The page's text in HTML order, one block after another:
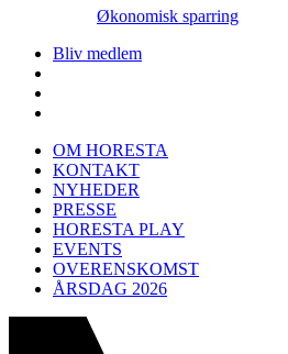
Økonomisk sparring
Bliv medlem
OM HORESTA
KONTAKT
NYHEDER
PRESSE
HORESTA PLAY
EVENTS
OVERENSKOMST
ÅRSDAG 2026